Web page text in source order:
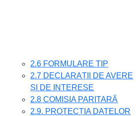
2.6 FORMULARE TIP
2.7 DECLARAȚII DE AVERE
ȘI DE INTERESE
2.8 COMISIA PARITARĂ
2.9. PROTECȚIA DATELOR